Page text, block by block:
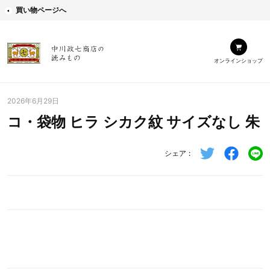
買い物ページへ
オンラインショップ
2026年6月29日
コ・袋物 ヒラ シカク紋 サイズなし 朱
シェア